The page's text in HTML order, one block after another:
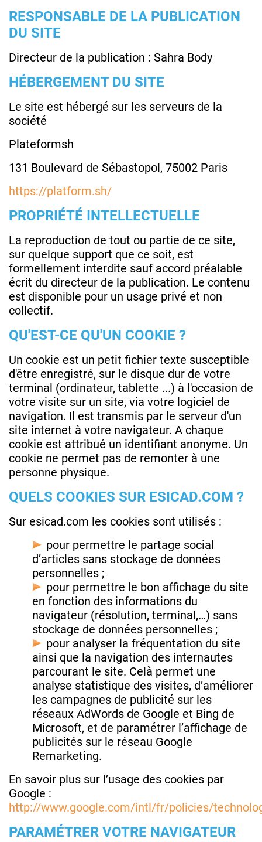
RESPONSABLE DE LA PUBLICATION
DU SITE
Directeur de la publication : Sahra Body
HÉBERGEMENT DU SITE
Le site est hébergé sur les serveurs de la
société
Plateformsh
131 Boulevard de Sébastopol, 75002 Paris
https://platform.sh/
PROPRIÉTÉ INTELLECTUELLE
La reproduction de tout ou partie de ce site,
sur quelque support que ce soit, est
formellement interdite sauf accord préalable
écrit du directeur de la publication. Le contenu
est disponible pour un usage privé et non
collectif.
QU'EST-CE QU'UN COOKIE ?
Un cookie est un petit fichier texte susceptible
d'être enregistré, sur le disque dur de votre
terminal (ordinateur, tablette ...) à l'occasion de
votre visite sur un site, via votre logiciel de
navigation. Il est transmis par le serveur d'un
site internet à votre navigateur. A chaque
cookie est attribué un identifiant anonyme. Un
cookie ne permet pas de remonter à une
personne physique.
QUELS COOKIES SUR ESICAD.COM ?
Sur esicad.com les cookies sont utilisés :
pour permettre le partage social
d’articles sans stockage de données
personnelles ;
pour permettre le bon affichage du site
en fonction des informations du
navigateur (résolution, terminal,…) sans
stockage de données personnelles ;
pour analyser la fréquentation du site
ainsi que la navigation des internautes
parcourant le site. Celà permet une
analyse statistique des visites, d’améliorer
les campagnes de publicité sur les
réseaux AdWords de Google et Bing de
Microsoft, et de paramétrer l’affichage de
publicités sur le réseau Google
Remarketing.
En savoir plus sur l’usage des cookies par
Google :
http://www.google.com/intl/fr/policies/
PARAMÉTRER VOTRE NAVIGATEUR